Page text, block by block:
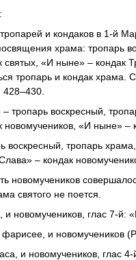
и кондаков в 1-й
храма: тропарь
святых, «И ныне» – кондак
тропарь и кондак храма.
тропарь воскресный,
новомучеников, «И ныне» –
воскресный, тропарь
– кондак
новомучеников
святого не поется.
и новомучеников, глас 7-
и новомучеников
и новомучеников, глас